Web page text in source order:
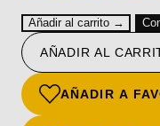
Añadir al carrito →
AÑADIR AL
AÑADIR A